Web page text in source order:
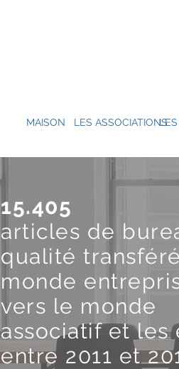
MAISON LES ASSOCIATIONS
15.405
articles de
qualité
monde
vers le monde
associatif et les
entre 2011 et